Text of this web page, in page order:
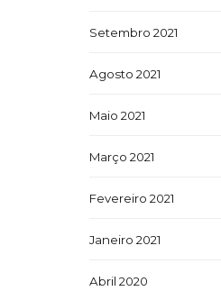
Setembro 2021
Agosto 2021
Maio 2021
Março 2021
Fevereiro 2021
Janeiro 2021
Abril 2020